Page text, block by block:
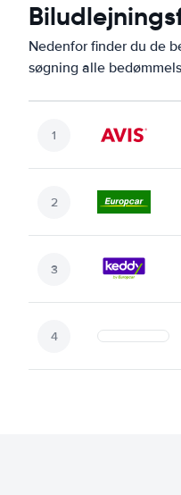
Nedenfor finder du de
søgning alle